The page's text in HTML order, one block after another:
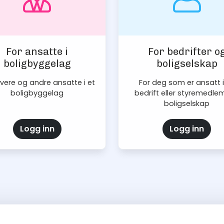
For ansatte i
boligbyggelag
og andre ansatte i et
boligbyggelag
Logg inn
For bedrifter
boligselskap
For deg som er ansatt
bedrift eller
boligselskap
Logg inn